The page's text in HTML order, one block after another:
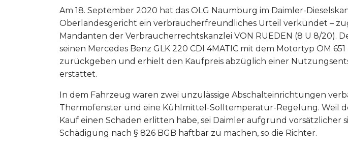
Am 18. September 2020 hat das OLG Naumburg im Daimler-
Oberlandesgericht ein verbraucherfreundliches Urteil verkündet –
Mandanten der Verbraucherrechtskanzlei VON RUEDEN (8 U 8/20).
seinen Mercedes Benz GLK 220 CDI 4MATIC mit dem Motortyp OM 651
zurückgeben und erhielt den Kaufpreis abzüglich einer
erstattet.
In dem Fahrzeug waren zwei unzulässige Abschalteinrichtungen
Thermofenster und eine Kühlmittel-Solltemperatur-Regelung. Weil
Kauf einen Schaden erlitten habe, sei Daimler aufgrund vorsätzlicher
Schädigung nach § 826 BGB haftbar zu machen, so die Richter.